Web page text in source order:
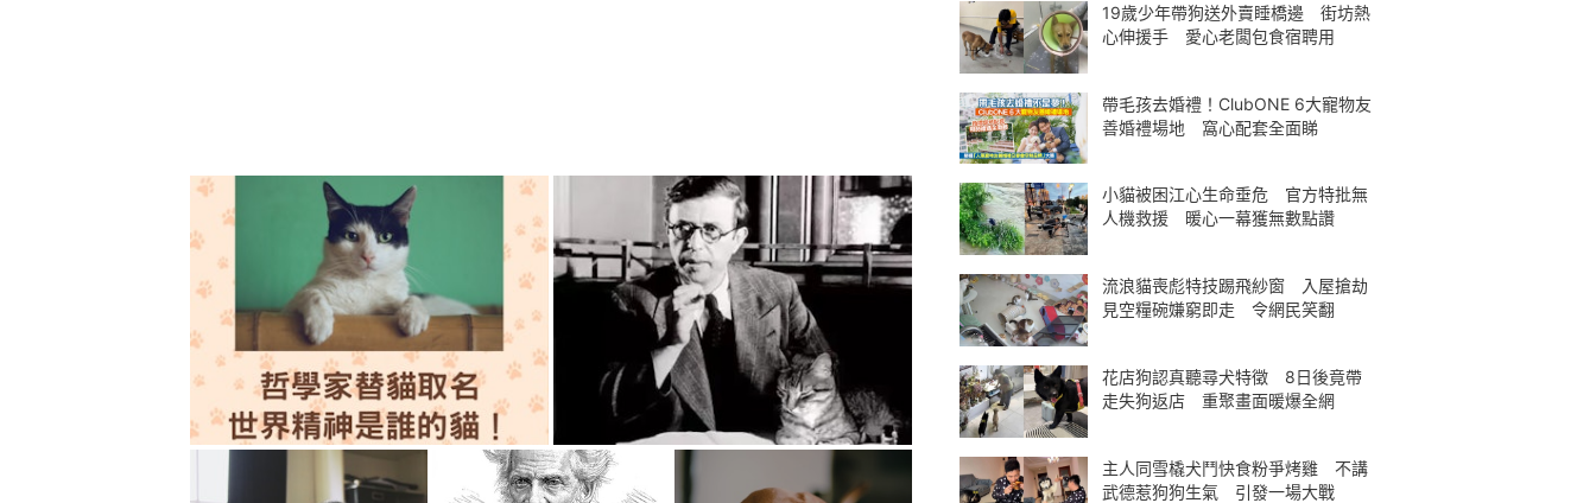
19歲少年帶狗送外賣睡橋邊 街坊熱
心伸援手 愛心老闆包食宿聘用
帶毛孩去婚禮！ClubONE 6大寵物友
善婚禮場地 窩心配套全面睇
小貓被困江心生命垂危 官方特批無
人機救援 暖心一幕獲無數點讚
流浪貓喪彪特技踢飛紗窗 入屋搶劫
見空糧碗嫌窮即走 令網民笑翻
花店狗認真聽尋犬特徵 8日後竟帶
走失狗返店 重聚畫面暖爆全網
主人同雪橇犬鬥快食粉爭烤雞 不講
武德惹狗狗生氣 引發一場大戰